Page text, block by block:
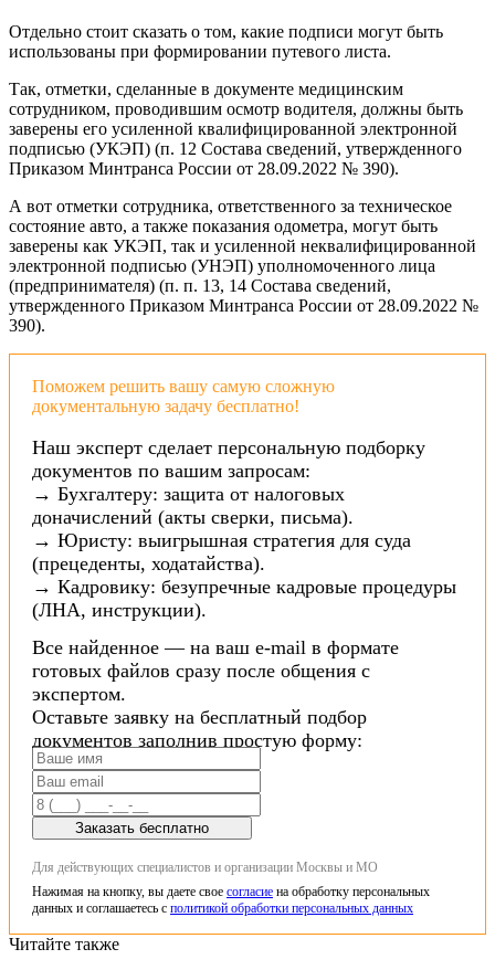
Отдельно стоит сказать о том, какие подписи могут быть
использованы при формировании путевого листа.
Так, отметки, сделанные в документе медицинским
сотрудником, проводившим осмотр водителя, должны быть
заверены его усиленной квалифицированной электронной
подписью (УКЭП) (п. 12 Состава сведений, утвержденного
Приказом Минтранса России от 28.09.2022 № 390).
А вот отметки сотрудника, ответственного за техническое
состояние авто, а также показания одометра, могут быть
заверены как УКЭП, так и усиленной неквалифицированной
электронной подписью (УНЭП) уполномоченного лица
(предпринимателя) (п. п. 13, 14 Состава сведений,
утвержденного Приказом Минтранса России от 28.09.2022 №
390).
Поможем решить вашу самую сложную
документальную задачу бесплатно!
Наш эксперт сделает персональную подборку
документов по вашим запросам:
→ Бухгалтеру: защита от налоговых
доначислений (акты сверки, письма).
→ Юристу: выигрышная стратегия для суда
(прецеденты, ходатайства).
→ Кадровику: безупречные кадровые процедуры
(ЛНА, инструкции).
Все найденное — на ваш e-mail в формате
готовых файлов сразу после общения с
экспертом.
Оставьте заявку на бесплатный подбор
документов заполнив простую форму:
Заказать бесплатно
Для действующих специалистов и организации Москвы и МО
Нажимая на кнопку, вы даете свое согласие на обработку персональных
данных и соглашаетесь с политикой обработки персональных данных
Читайте также